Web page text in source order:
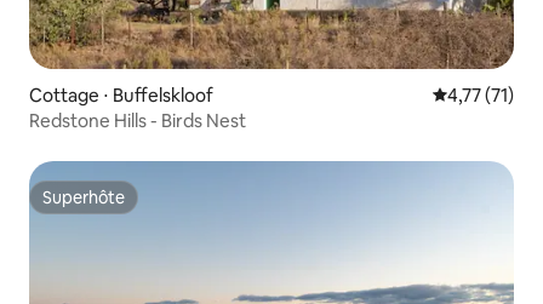
Cottage ⋅ Buffelskloof Évaluation
4,77 (71)
Redstone Hills - Birds Nest
Superhôte
Superhôte